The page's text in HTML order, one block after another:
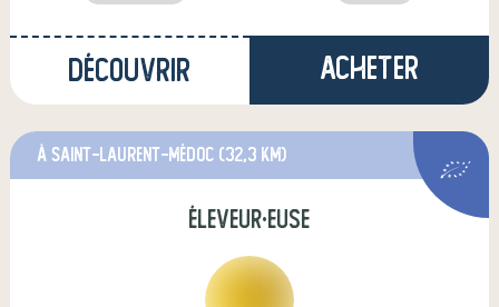
Découvrir Acheter
à Saint-Laurent-Médoc (32,3 km)
éleveur·euse